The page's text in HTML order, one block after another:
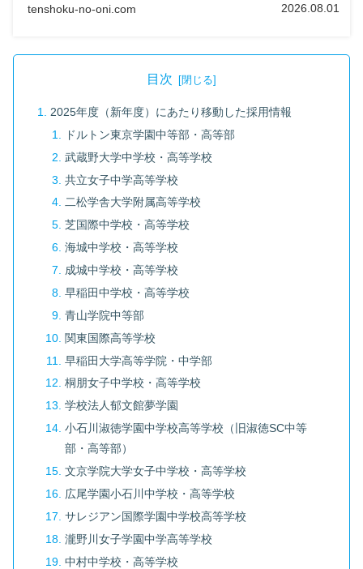
tenshoku-no-oni.com 2026.08.01
目次
2025年度（新年度）にあたり移動した採用情報
ドルトン東京学園中等部・高等部
武蔵野大学中学校・高等学校
共立女子中学高等学校
二松学舎大学附属高等学校
芝国際中学校・高等学校
海城中学校・高等学校
成城中学校・高等学校
早稲田中学校・高等学校
青山学院中等部
関東国際高等学校
早稲田大学高等学院・中学部
桐朋女子中学校・高等学校
学校法人郁文館夢学園
小石川淑徳学園中学校高等学校（旧淑徳SC中等
部・高等部）
文京学院大学女子中学校・高等学校
広尾学園小石川中学校・高等学校
サレジアン国際学園中学校高等学校
瀧野川女子学園中学高等学校
中村中学校・高等学校